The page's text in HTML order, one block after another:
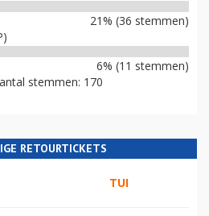
21% (36 stemmen)
6% (11 stemmen)
stemmen: 170
RETOURTICKETS
TUI